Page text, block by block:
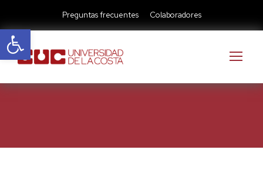
Abrir barra de herramientas
Preguntas frecuentes Colaboradores